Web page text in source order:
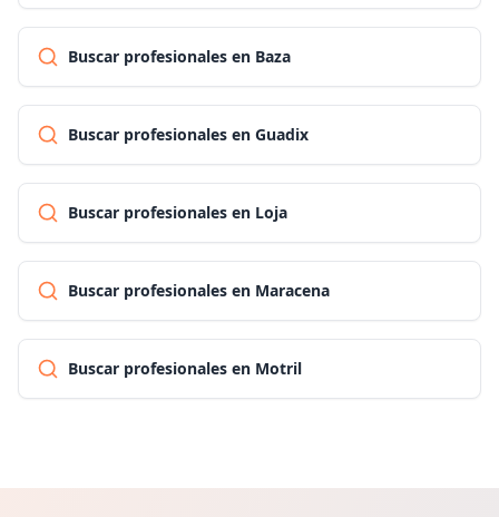
Buscar profesionales en Baza
Buscar profesionales en Guadix
Buscar profesionales en Loja
Buscar profesionales en Maracena
Buscar profesionales en Motril